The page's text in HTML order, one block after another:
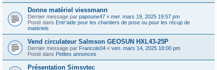
Donne matériel viessmann
Dernier message par papoune47 « mer. mars 19, 2025 19:57 pm
Posté dans Entr'aide pour les chantiers de pose ou pour les récup de
matériels
Vend circulateur Salmson GEOSUN HXL43-25P
Dernier message par Francois04 « ven. mars 14, 2025 18:00 pm
Posté dans Petites annonces
Présentation Simsvtec